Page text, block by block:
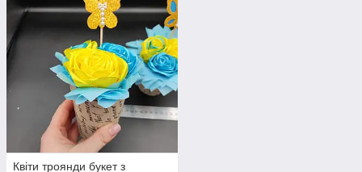
Квіти троянди букет з